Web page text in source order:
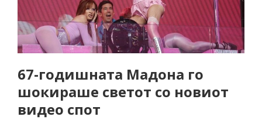
67-годишната Мадона го
шокираше светот со новиот
видео спот